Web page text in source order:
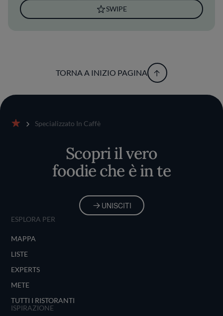
SWIPE
TORNA A INIZIO PAGINA
Specializzato In Caffè
Scopri il vero
foodie che è in te
UNISCITI
ESPLORA PER
MAPPA
LISTE
EXPERTS
METE
TUTTI I RISTORANTI
ISPIRAZIONE